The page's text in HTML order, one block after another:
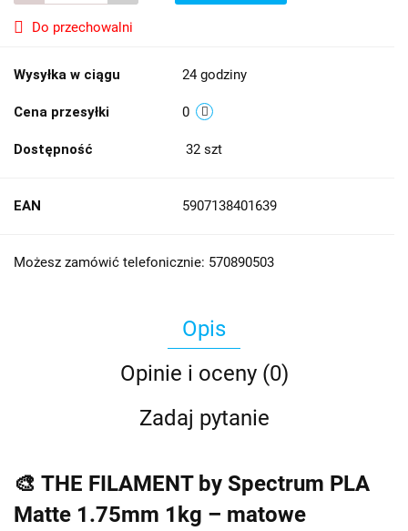
Do przechowalni
Wysyłka w ciągu 24 godziny
Cena przesyłki 0
Dostępność 32 szt
EAN 5907138401639
Możesz zamówić telefonicznie: 570890503
Opis
Opinie i oceny (0)
Zadaj pytanie
🎨 THE FILAMENT by Spectrum PLA
Matte 1.75mm 1kg – matowe